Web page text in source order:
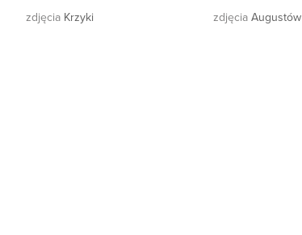
zdjęcia Krzyki
zdjęcia Augustów